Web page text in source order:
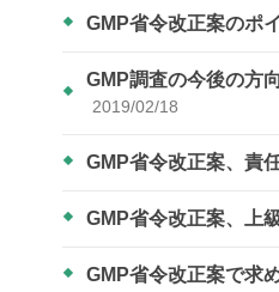
GMP省令改正案のポ
GMP調査の今後の方
2019/02/18
GMP省令改正案、責
GMP省令改正案、上
GMP省令改正案で求